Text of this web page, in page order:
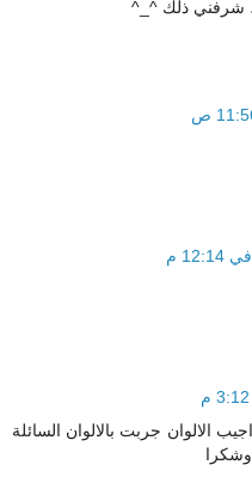
شرفني ذلك ^_^
الالوان جربت بالالوان السائلة